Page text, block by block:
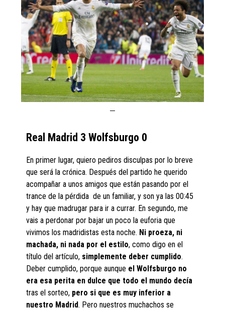
Real Madrid 3 Wolfsburgo 0
En primer lugar, quiero pediros disculpas por lo breve
que será la crónica. Después del partido he querido
acompañar a unos amigos que están pasando por el
trance de la pérdida de un familiar, y son ya las 00:45
y hay que madrugar para ir a currar. En segundo, me
vais a perdonar por bajar un poco la euforia que
vivimos los madridistas esta noche. Ni proeza, ni
machada, ni nada por el estilo, como digo en el
título del artículo, simplemente deber cumplido.
Deber cumplido, porque aunque el Wolfsburgo no
era esa perita en dulce que todo el mundo decía
tras el sorteo, pero si que es muy inferior a
nuestro Madrid. Pero nuestros muchachos se